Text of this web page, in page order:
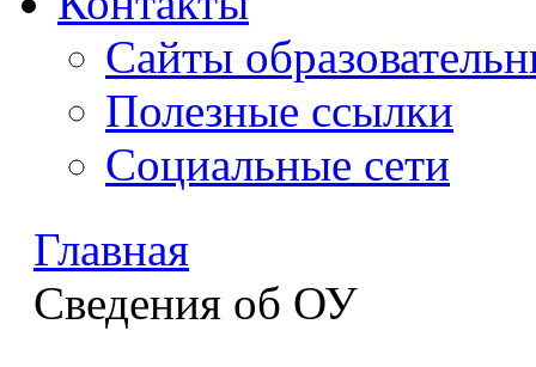
Сайты
Полезные ссылки
Социальные сети
Главная
Сведения об ОУ